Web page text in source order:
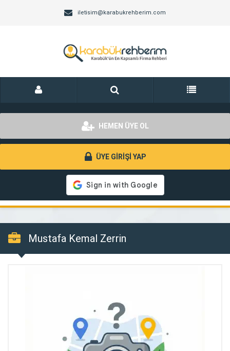
iletisim@karabukrehberim.com
HEMEN ÜYE OL
ÜYE GİRİŞİ YAP
Mustafa Kemal Zerrin